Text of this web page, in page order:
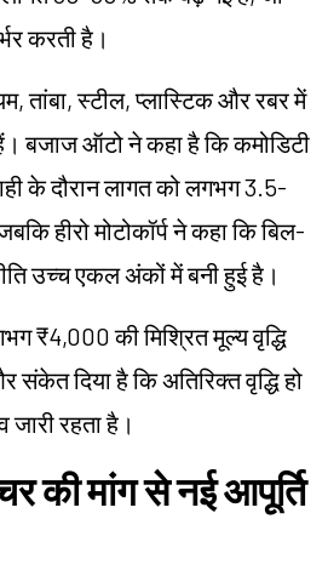
करती है।
तांबा, स्टील, प्लास्टिक और रबर में
बजाज ऑटो ने कहा है कि कमोडिटी
के दौरान लागत को लगभग 3.5-
हीरो मोटोकॉर्प ने कहा कि बिल-
उच्च एकल अंकों में बनी हुई है।
₹4,000 की मिश्रित मूल्य वृद्धि
संकेत दिया है कि अतिरिक्त वृद्धि हो
जारी रहता है।
की मांग से नई आपूर्ति